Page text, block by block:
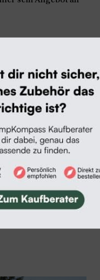
der Hvidbjerg Strand